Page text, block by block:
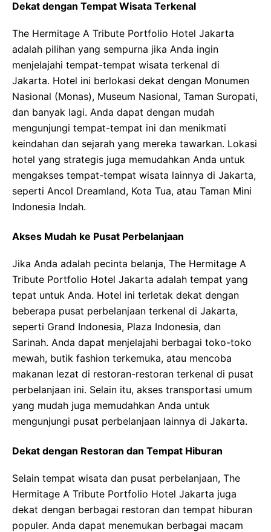
Dekat dengan Tempat Wisata Terkenal
The Hermitage A Tribute Portfolio Hotel Jakarta
adalah pilihan yang sempurna jika Anda ingin
menjelajahi tempat-tempat wisata terkenal di
Jakarta. Hotel ini berlokasi dekat dengan Monumen
Nasional (Monas), Museum Nasional, Taman Suropati,
dan banyak lagi. Anda dapat dengan mudah
mengunjungi tempat-tempat ini dan menikmati
keindahan dan sejarah yang mereka tawarkan. Lokasi
hotel yang strategis juga memudahkan Anda untuk
mengakses tempat-tempat wisata lainnya di Jakarta,
seperti Ancol Dreamland, Kota Tua, atau Taman Mini
Indonesia Indah.
Akses Mudah ke Pusat Perbelanjaan
Jika Anda adalah pecinta belanja, The Hermitage A
Tribute Portfolio Hotel Jakarta adalah tempat yang
tepat untuk Anda. Hotel ini terletak dekat dengan
beberapa pusat perbelanjaan terkenal di Jakarta,
seperti Grand Indonesia, Plaza Indonesia, dan
Sarinah. Anda dapat menjelajahi berbagai toko-toko
mewah, butik fashion terkemuka, atau mencoba
makanan lezat di restoran-restoran terkenal di pusat
perbelanjaan ini. Selain itu, akses transportasi umum
yang mudah juga memudahkan Anda untuk
mengunjungi pusat perbelanjaan lainnya di Jakarta.
Dekat dengan Restoran dan Tempat Hiburan
Selain tempat wisata dan pusat perbelanjaan, The
Hermitage A Tribute Portfolio Hotel Jakarta juga
dekat dengan berbagai restoran dan tempat hiburan
populer. Anda dapat menemukan berbagai macam